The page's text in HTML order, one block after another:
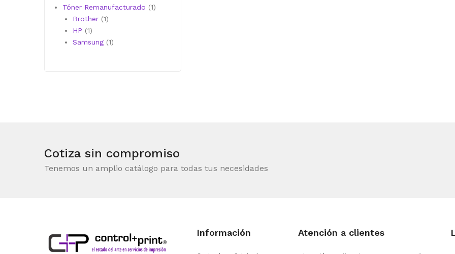
productos
Tóner Remanufacturado 11
Brother 11
HP 11
producto
Samsung 11
Cotiza sin compromiso
Tenemos un amplio catálogo para todas tus necesidades
Información Atención a clientes